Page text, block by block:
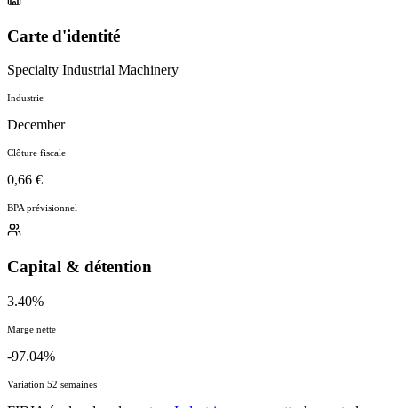
Carte d'identité
Specialty Industrial Machinery
Industrie
December
Clôture fiscale
0,66 €
BPA prévisionnel
Capital & détention
3.40%
Marge nette
-97.04%
Variation 52 semaines